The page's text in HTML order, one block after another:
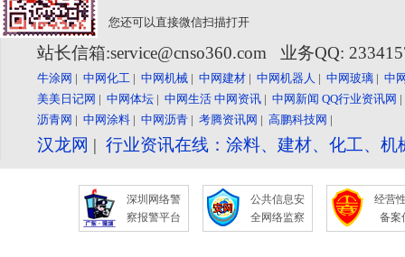
您还可以直接微信扫描打开
站长信箱:service@cnso360.com 业务QQ:
牛涂网 | 中网化工 | 中网机械 | 中网建材 | 中网机器人 | 中网玻璃 | 中
美美日记网 | 中网体坛 | 中网生活 中网资讯 | 中网新闻 QQ行业资讯网
沥青网 | 中网涂料 | 中网沥青 | 考腾资讯网 | 高鹏科技网 |
汉龙网 | 行业资讯在线：涂料、建材、化工、
深圳网络警
察报警平台
公共信息安
全网络监察
经营
备案